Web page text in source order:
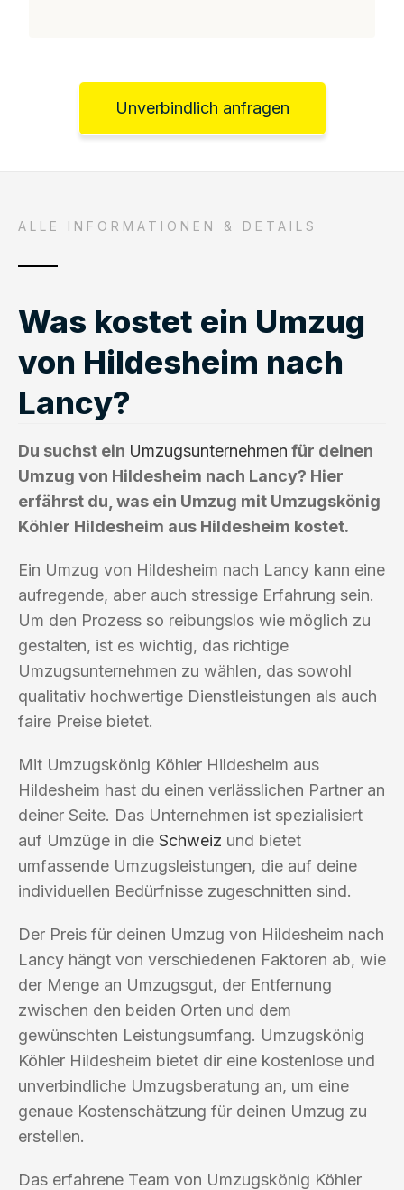
Unverbindlich anfragen
ALLE INFORMATIONEN & DETAILS
Was kostet ein Umzug
von Hildesheim nach
Lancy?
Du suchst ein Umzugsunternehmen für deinen
Umzug von Hildesheim nach Lancy? Hier
erfährst du, was ein Umzug mit Umzugskönig
Köhler Hildesheim aus Hildesheim kostet.
Ein Umzug von Hildesheim nach Lancy kann eine
aufregende, aber auch stressige Erfahrung sein.
Um den Prozess so reibungslos wie möglich zu
gestalten, ist es wichtig, das richtige
Umzugsunternehmen zu wählen, das sowohl
qualitativ hochwertige Dienstleistungen als auch
faire Preise bietet.
Mit Umzugskönig Köhler Hildesheim aus
Hildesheim hast du einen verlässlichen Partner an
deiner Seite. Das Unternehmen ist spezialisiert
auf Umzüge in die Schweiz und bietet
umfassende Umzugsleistungen, die auf deine
individuellen Bedürfnisse zugeschnitten sind.
Der Preis für deinen Umzug von Hildesheim nach
Lancy hängt von verschiedenen Faktoren ab, wie
der Menge an Umzugsgut, der Entfernung
zwischen den beiden Orten und dem
gewünschten Leistungsumfang. Umzugskönig
Köhler Hildesheim bietet dir eine kostenlose und
unverbindliche Umzugsberatung an, um eine
genaue Kostenschätzung für deinen Umzug zu
erstellen.
Das erfahrene Team von Umzugskönig Köhler